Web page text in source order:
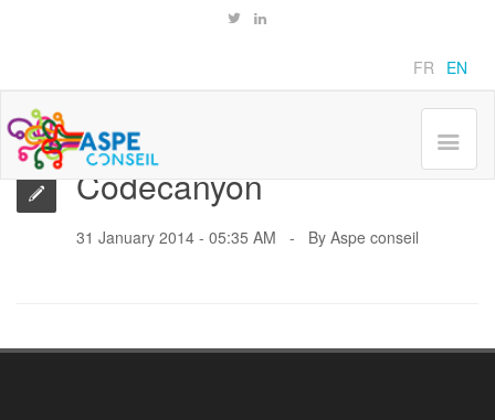
FR EN
Codecanyon
31 January 2014 - 05:35 AM By Aspe conseil